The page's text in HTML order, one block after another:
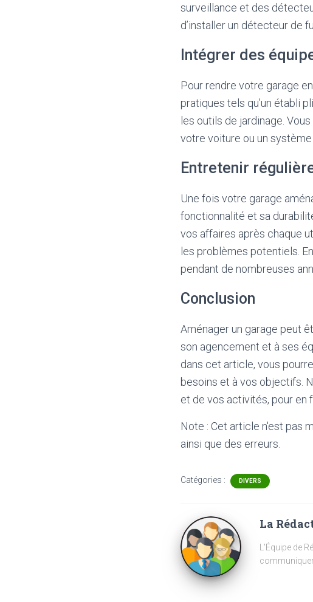
surveillance et des
d’installer un détecteur de
Intégrer des
Pour rendre votre garage
pratiques tels qu’un établi
les outils de jardinage.
votre voiture ou un
Entretenir
Une fois votre garage
fonctionnalité et sa
vos affaires après chaque
les problèmes potentiels.
pendant de nombreuses
Conclusion
Aménager un garage peut
son agencement et à ses
dans cet article, vous
besoins et à vos objectifs.
et de vos activités, pour en
Note : Cet article n'est pas
ainsi que des erreurs.
Catégories : DIVERS
La
L'Équipe de